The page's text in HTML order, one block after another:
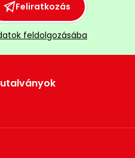
Feliratkozás
feldolgozásába